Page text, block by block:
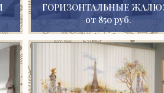
ГОРИЗОНТАЛЬНЫЕ
от 850 руб.